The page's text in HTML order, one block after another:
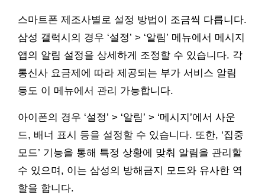
스마트폰 제조사별로 설정 방법이 조금씩 다릅니다.
삼성 갤럭시의 경우 ‘설정’ > ‘알림’ 메뉴에서 메시지
앱의 알림 설정을 상세하게 조정할 수 있습니다. 각
통신사 요금제에 따라 제공되는 부가 서비스 알림
등도 이 메뉴에서 관리 가능합니다.
아이폰의 경우 ‘설정’ > ‘알림’ > ‘메시지’에서 사운
드, 배너 표시 등을 설정할 수 있습니다. 또한, ‘집중
모드’ 기능을 통해 특정 상황에 맞춰 알림을 관리할
수 있으며, 이는 삼성의 방해금지 모드와 유사한 역
할을 합니다.